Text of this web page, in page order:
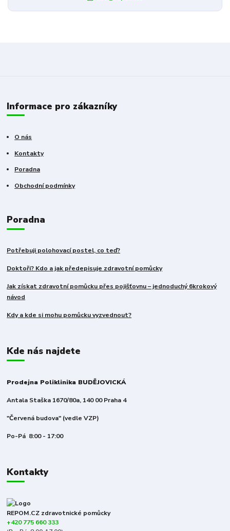
Informace pro zákazníky
O nás
Kontakty
Poradna
Obchodní podmínky
Poradna
Potřebuji polohovací postel, co teď?
Doktoři? Kdo a jak předepisuje zdravotní pomůcky
Jak získat zdravotní pomůcku přes pojišťovnu – jednoduchý 6krokový
návod
Kdy a kde si mohu pomůcku vyzvednout?
Kde nás najdete
Prodejna Poliklinika BUDĚJOVICKÁ
Antala Staška 1670/80a, 140 00 Praha 4
"Červená budova" (vedle VZP)
Po-Pá 8:00 - 17:00
Kontakty
REPOM.CZ zdravotnické pomůcky
+420 775 660 333